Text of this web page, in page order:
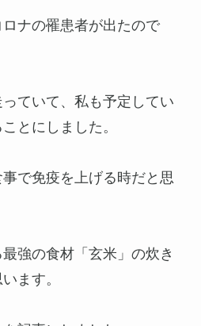
ナの罹患者が出たので
ていて、私も予定してい
とにしました。
で免疫を上げる時だと思
強の食材「玄米」の炊き
ます。